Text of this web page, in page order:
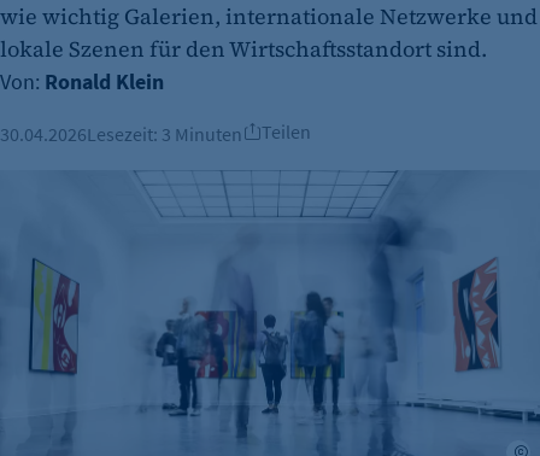
wie wichtig Galerien, internationale Netzwerke und
lokale Szenen für den Wirtschaftsstandort sind.
Von: Ronald Klein
30.04.2026Lesezeit: 3 Minuten Teilen